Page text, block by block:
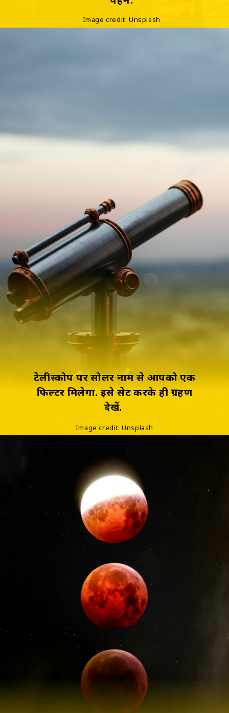
Image credit: Unsplash
टेलीस्कोप पर सोलर नाम से आपको एक
फिल्टर मिलेगा. इसे सेट करके ही ग्रहण
देखें.
Image credit: Unsplash